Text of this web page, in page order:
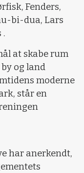
Fenders,
bi-dua, Lars
.
at skabe rum
og land
moderne
står en
har anerkendt,